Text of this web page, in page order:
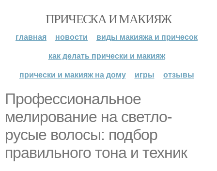
ПРИЧЕСКА И МАКИЯЖ
главная новости
виды макияжа и причесок
как делать прически и макияж
прически и макияж на дому
игры отзывы
Профессиональное
мелирование на светло-
русые волосы: подбор
правильного тона и техник